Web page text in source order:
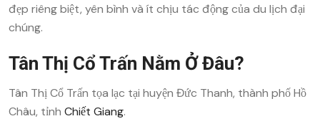
đẹp riêng biệt, yên bình và ít chịu tác động của du lịch đại
chúng.
Tân Thị Cổ Trấn Nằm Ở Đâu?
Tân Thị Cổ Trấn tọa lạc tại huyện Đức Thanh, thành phố Hồ
Châu, tỉnh Chiết Giang.